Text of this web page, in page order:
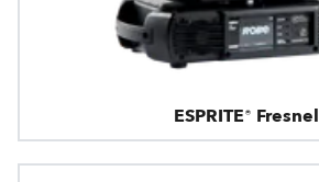
ESPRITE® Fresnel